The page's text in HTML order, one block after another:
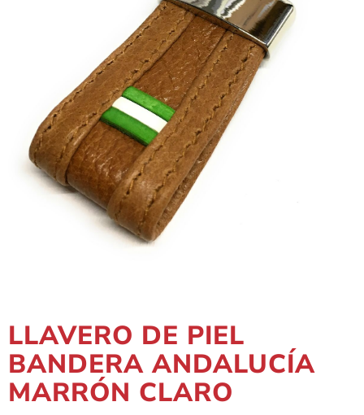
LLAVERO DE PIEL
BANDERA ANDALUCÍA
MARRÓN CLARO